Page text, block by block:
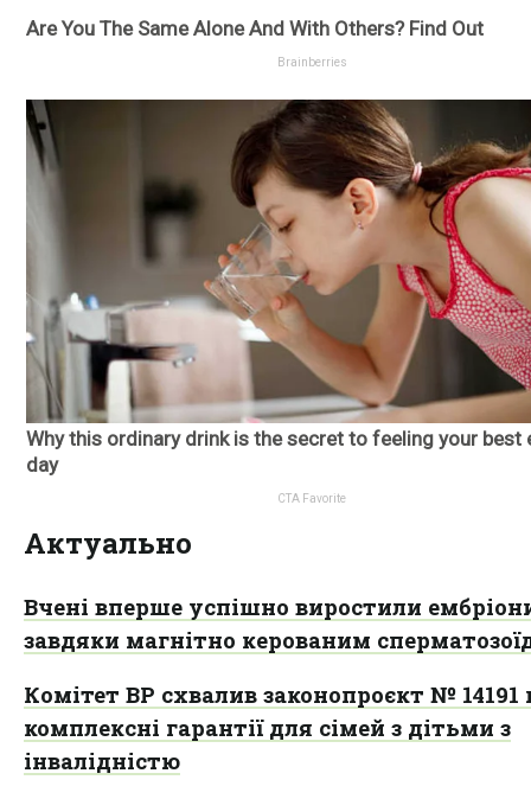
Актуально
Вчені вперше успішно виростили
завдяки магнітно керованим
Комітет ВР схвалив законопроєкт № 14191
комплексні гарантії для сімей з дітьми з
інвалідністю